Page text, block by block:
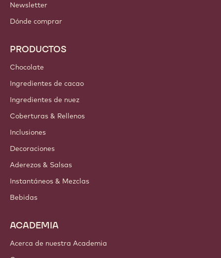
Newsletter
Dónde comprar
PRODUCTOS
Chocolate
Ingredientes de cacao
Ingredientes de nuez
Coberturas & Rellenos
Inclusiones
Decoraciones
Aderezos & Salsas
Instantáneos & Mezclas
Bebidas
ACADEMIA
Acerca de nuestra Academia